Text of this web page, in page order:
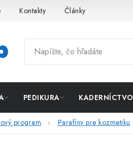
Kontakty Články
PEDIKURA KADERNÍCTVO
program Parafíny pre kozmetiku